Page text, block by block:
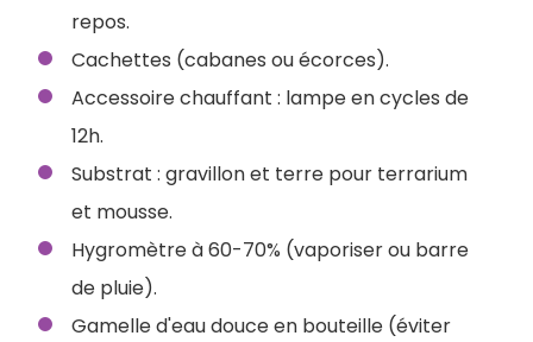
repos.
Cachettes (cabanes ou écorces).
Accessoire chauffant : lampe en cycles de
12h.
Substrat : gravillon et terre pour terrarium
et mousse.
Hygromètre à 60-70% (vaporiser ou barre
de pluie).
Gamelle d'eau douce en bouteille (éviter